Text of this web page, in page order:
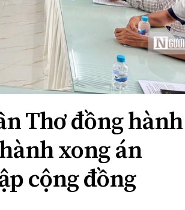
Thơ đồng hành
xong án
cộng đồng